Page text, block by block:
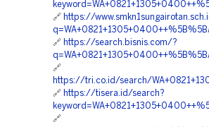
🔗 https://
🔗 https://search.bisnis.com/?
🔗
https://tri.co.id/search/
🔗 https://tisera.id/search?
🔗